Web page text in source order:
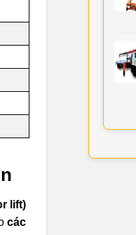
lift)
các